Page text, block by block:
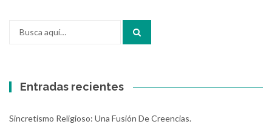
Entradas recientes
Sincretismo Religioso: Una Fusión De Creencias.